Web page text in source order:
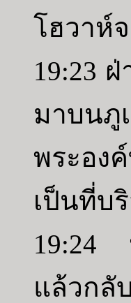
โฮวาห์
19:23
มาบนภู
พระอง
เป็นที่บ
19:24
แล้วกลั